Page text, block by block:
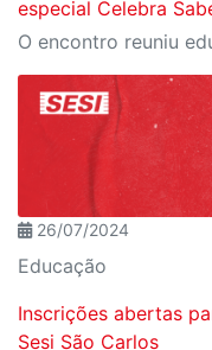
especial Celebra
26/07/2024
Educação
Inscrições abertas
Sesi São Carlos